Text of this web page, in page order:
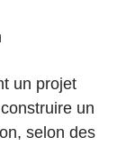
un projet
un
selon des